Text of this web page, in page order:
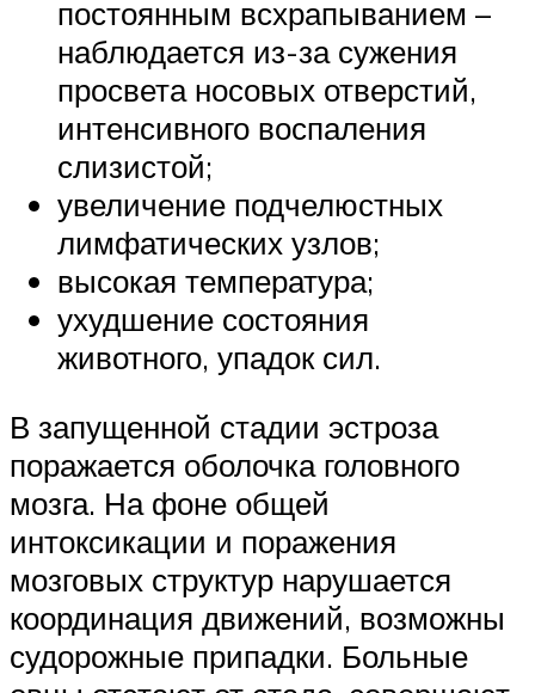
постоянным всхрапыванием –
наблюдается из-за сужения
просвета носовых отверстий,
интенсивного воспаления
слизистой;
увеличение подчелюстных
лимфатических узлов;
высокая температура;
ухудшение состояния
животного, упадок сил.
В запущенной стадии эстроза
поражается оболочка головного
мозга. На фоне общей
интоксикации и поражения
мозговых структур нарушается
координация движений, возможны
судорожные припадки. Больные